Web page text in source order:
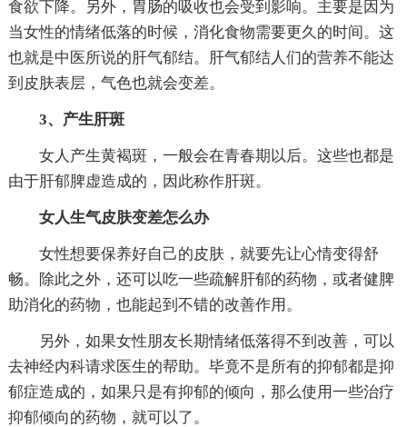
食欲下降。另外，胃肠的吸收也会受到影响。主要是因为
当女性的情绪低落的时候，消化食物需要更久的时间。这
也就是中医所说的肝气郁结。肝气郁结人们的营养不能达
到皮肤表层，气色也就会变差。
3、产生肝斑
女人产生黄褐斑，一般会在青春期以后。这些也都是
由于肝郁脾虚造成的，因此称作肝斑。
女人生气皮肤变差怎么办
女性想要保养好自己的皮肤，就要先让心情变得舒
畅。除此之外，还可以吃一些疏解肝郁的药物，或者健脾
助消化的药物，也能起到不错的改善作用。
另外，如果女性朋友长期情绪低落得不到改善，可以
去神经内科请求医生的帮助。毕竟不是所有的抑郁都是抑
郁症造成的，如果只是有抑郁的倾向，那么使用一些治疗
抑郁倾向的药物，就可以了。